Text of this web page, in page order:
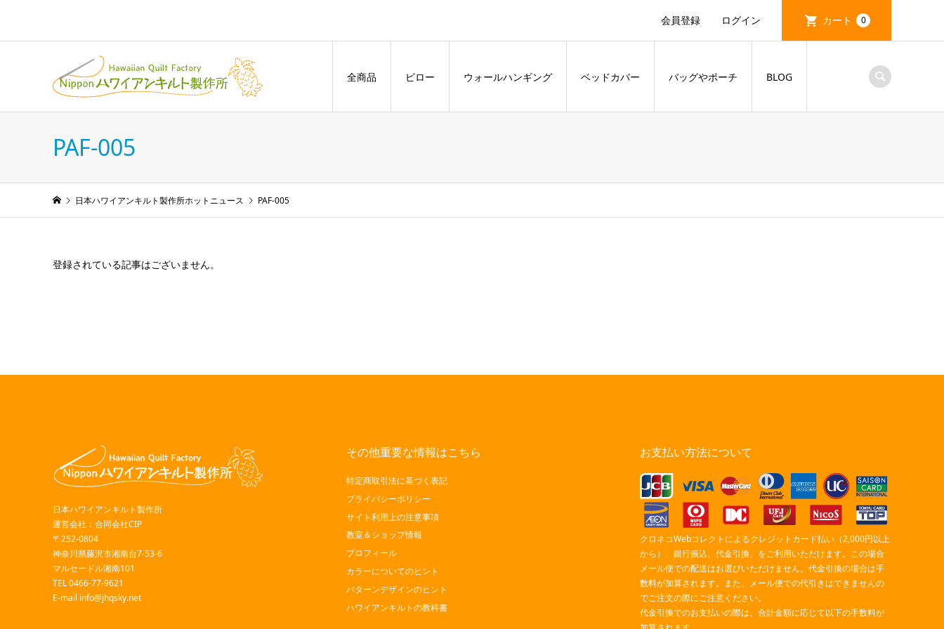
会員登録 ログイン カート 0
全商品 ピロー ウォールハンギング ベッドカバー バッグやポーチ BLOG
PAF-005
日本ハワイアンキルト製作所ホットニュース PAF-005
登録されている記事はございません。
日本ハワイアンキルト製作所
運営会社：合同会社CIP
〒252-0804
神奈川県藤沢市湘南台7-53-6
マルセードル湘南101
TEL 0466-77-9621
E-mail info@jhqsky.net
その他重要な情報はこちら
特定商取引法に基づく表記
プライバシーポリシー
サイト利用上の注意事項
教室＆ショップ情報
プロフィール
カラーについてのヒント
パターンデザインのヒント
ハワイアンキルトの教科書
お支払い方法について
クロネコWebコレクトによるクレジットカード払い（2,000円以上
から）、銀行振込、代金引換、をご利用いただけます。この場合
メール便での配送はお選びいただけません。代金引換の場合は手
数料が加算されます。また、メール便での代引きはできませんの
でご注文の際にご注意ください。
代金引換でのお支払いの際は、合計金額に応じて以下の手数料が